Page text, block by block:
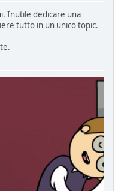
. Inutile dedicare una
tutto in un unico topic.